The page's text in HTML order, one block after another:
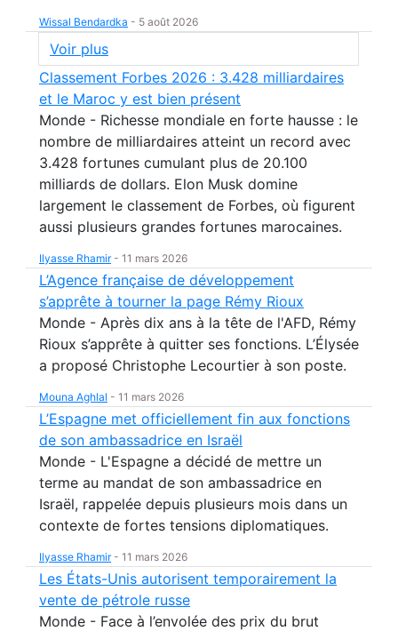
Wissal Bendardka - 5 août 2026
Voir plus
Classement Forbes 2026 : 3.428 milliardaires
et le Maroc y est bien présent
Monde - Richesse mondiale en forte hausse : le
nombre de milliardaires atteint un record avec
3.428 fortunes cumulant plus de 20.100
milliards de dollars. Elon Musk domine
largement le classement de Forbes, où figurent
aussi plusieurs grandes fortunes marocaines.
Ilyasse Rhamir- 11 mars 2026
L’Agence française de développement
s’apprête à tourner la page Rémy Rioux
Monde - Après dix ans à la tête de l'AFD, Rémy
Rioux s’apprête à quitter ses fonctions. L’Élysée
a proposé Christophe Lecourtier à son poste.
Mouna Aghlal - 11 mars 2026
L’Espagne met officiellement fin aux fonctions
de son ambassadrice en Israël
Monde - L'Espagne a décidé de mettre un
terme au mandat de son ambassadrice en
Israël, rappelée depuis plusieurs mois dans un
contexte de fortes tensions diplomatiques.
Ilyasse Rhamir- 11 mars 2026
Les États-Unis autorisent temporairement la
vente de pétrole russe
Monde - Face à l’envolée des prix du brut